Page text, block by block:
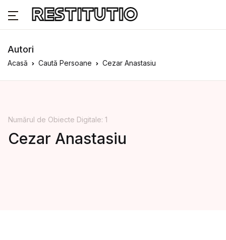
Autori
Acasă Caută Persoane Cezar Anastasiu
Numărul de Obiecte Digitale: 1
Cezar Anastasiu